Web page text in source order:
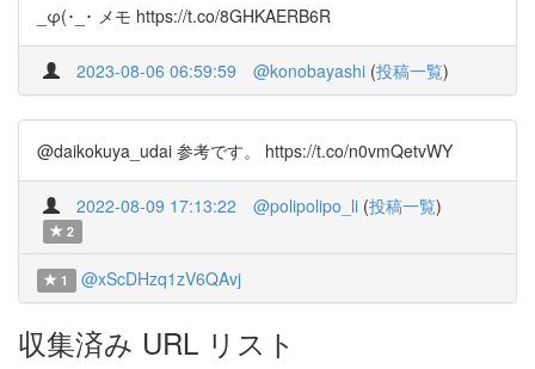
_φ(･_･ メモ https://t.co/8GHKAERB6R
2023-08-06 06:59:59 @konobayashi (投稿一覧)
@daikokuya_udai 参考です。 https://t.co/n0vmQetvWY
2022-08-09 17:13:22 @polipolipo_li (投稿一覧)
2
1 @xScDHzq1zV6QAvj
収集済み URL リスト